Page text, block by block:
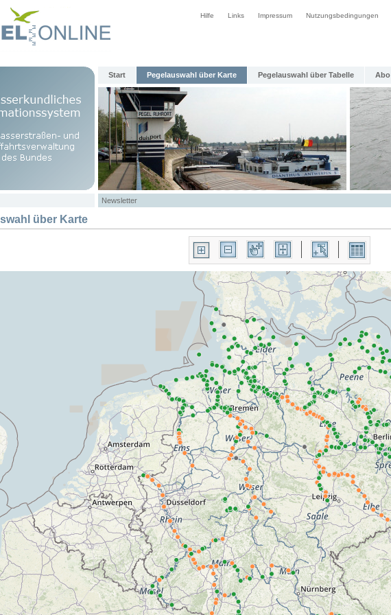
Hilfe Links Impressum Nutzungsbedingungen
Start Pegelauswahl über Karte Pegelauswahl über Tabelle Abo
Newsletter
über Karte